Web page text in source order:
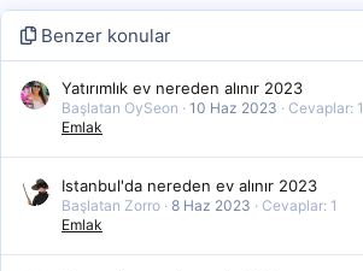
Benzer konular
Yatırımlık ev nereden alınır 2023
Başlatan OySeon 10 Haz 2023
Cevaplar: 1
Emlak
Istanbul'da nereden ev alınır 2023
Başlatan Zorro 8 Haz 2023
Cevaplar: 1
Emlak